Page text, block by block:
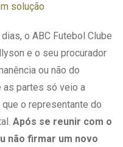
solução
o ABC Futebol Clube
e o seu procurador
ou não do
as partes só veio a
o representante do
Após se reunir com o
não firmar um novo